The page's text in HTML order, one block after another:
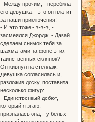
- Между прочим, - перебила
его девушка, - это он платит
за наши приключения!
- И это тоже - э-э-э, -
засмеялся Джордж. - Давай
сделаем снимок тебя за
шахматами на фоне этих
таинственных склянок?
Он кивнул на стеллаж.
Девушка согласилась и,
разложив доску, поставила
несколько фигур:
- Единственный дебют,
который я знаю, -
призналась она, - у белых